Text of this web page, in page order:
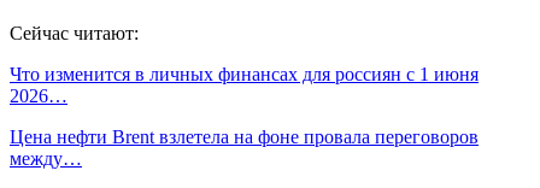
Сейчас читают:
Что изменится в личных финансах для россиян с 1 июня
2026…
Цена нефти Brent взлетела на фоне провала переговоров
между…